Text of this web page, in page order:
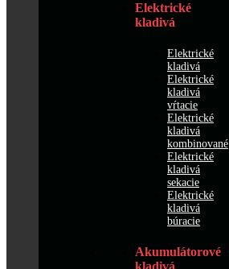
Elektrické
kladivá
Elektrické
kladivá
Elektrické
kladivá
vŕtacie
Elektrické
kladivá
kombinované
Elektrické
kladivá
sekacie
Elektrické
kladivá
búracie
Akumulátorové
kladivá